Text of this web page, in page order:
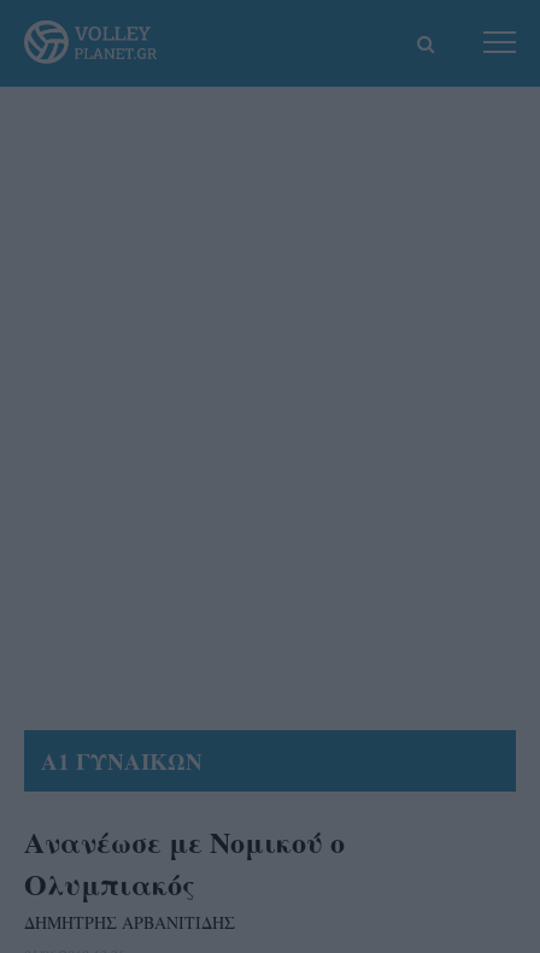
Α1 ΓΥΝΑΙΚΩΝ
Ανανέωσε με Νομικού ο
Ολυμπιακός
ΔΗΜΗΤΡΗΣ ΑΡΒΑΝΙΤΙΔΗΣ